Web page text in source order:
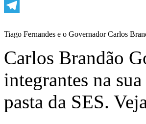
WhatsApp
Tiago Fernandes e o Governador Carlos
Carlos Brandão
integrantes na
pasta da SES.